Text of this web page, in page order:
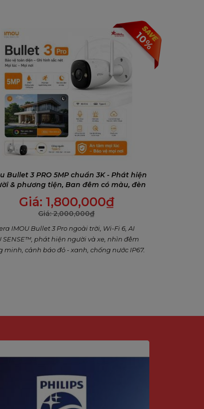
10%
Bullet 3 PRO 5MP chuẩn 3K - Phát hiện
& phương tiện, Ban đêm có màu, đèn
cảnh báo xanh đỏ, Đàm thoại 2 chiều
Giá: 1,800,000₫
Giá:2,000,000₫
IMOU Bullet 3 Pro ngoài trời, Wi-Fi 6, AI
SENSE™, phát hiện người và xe, nhìn đêm
minh, cảnh báo đỏ - xanh, chống nước IP67.